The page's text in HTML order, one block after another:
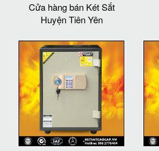
Cửa hàng bán Két Sắt
Huyện Tiên Yên